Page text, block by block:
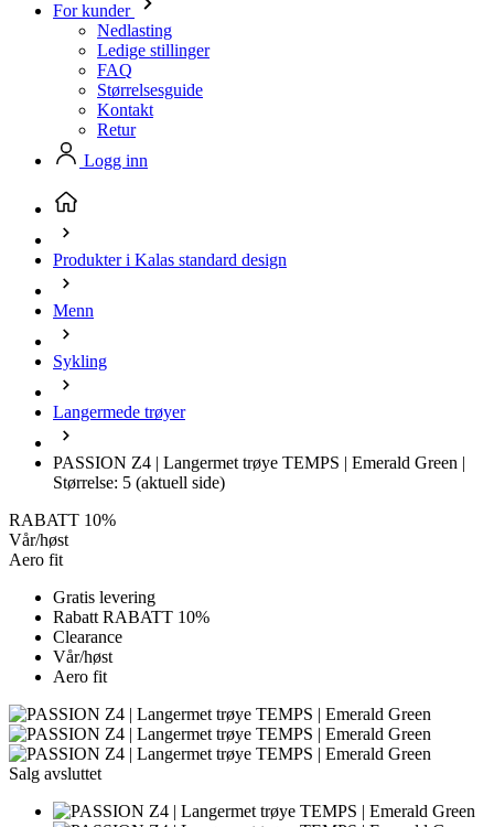
For kunder
Nedlasting
Ledige stillinger
FAQ
Størrelsesguide
Kontakt
Retur
Logg inn
Produkter i Kalas standard design
Menn
Sykling
Langermede trøyer
PASSION Z4 | Langermet trøye TEMPS | Emerald Green |
Størrelse: 5 (aktuell side)
RABATT 10%
Vår/høst
Aero fit
Gratis levering
Rabatt RABATT 10%
Clearance
Vår/høst
Aero fit
Salg avsluttet